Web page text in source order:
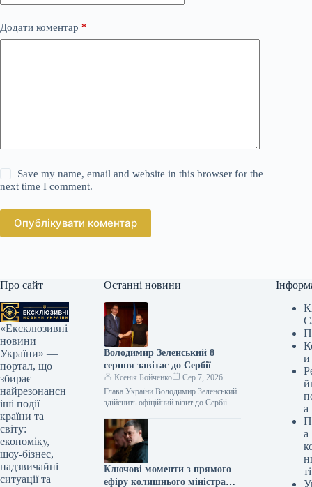
Додати коментар *
Save my name, email and website in this browser for the
next time I comment.
Опублікувати коментар
Про сайт
«Ексклюзивні
новини
України» —
портал, що
збирає
найрезонансн
іші події
країни та
світу:
економіку,
шоу-бізнес,
надзвичайні
ситуації та
Останні новини
Володимир Зеленський 8
серпня завітає до Сербії
Ксенія Бойченко
Сер 7, 2026
Глава України Володимир Зеленський
здійснить офіційний візит до Сербії 8
президентом країни Александром
Вучичем. Цю…
Ключові моменти з прямого
ефіру колишнього міністра
и
а
а
ті